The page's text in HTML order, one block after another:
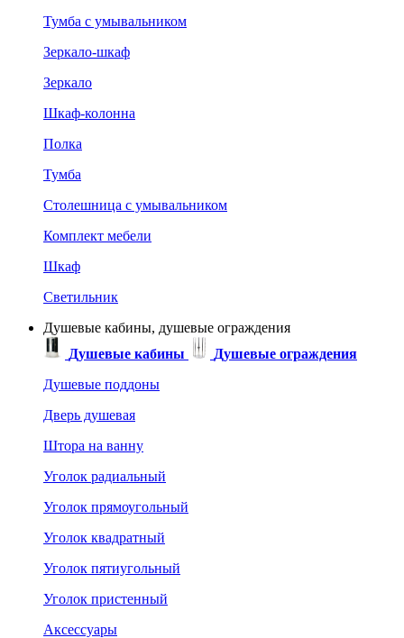
Тумба с умывальником
Зеркало-шкаф
Зеркало
Шкаф-колонна
Полка
Тумба
Столешница с умывальником
Комплект мебели
Шкаф
Светильник
Душевые кабины, душевые ограждения
Душевые кабины
Душевые ограждения
Душевые поддоны
Дверь душевая
Штора на ванну
Уголок радиальный
Уголок прямоугольный
Уголок квадратный
Уголок пятиугольный
Уголок пристенный
Аксессуары